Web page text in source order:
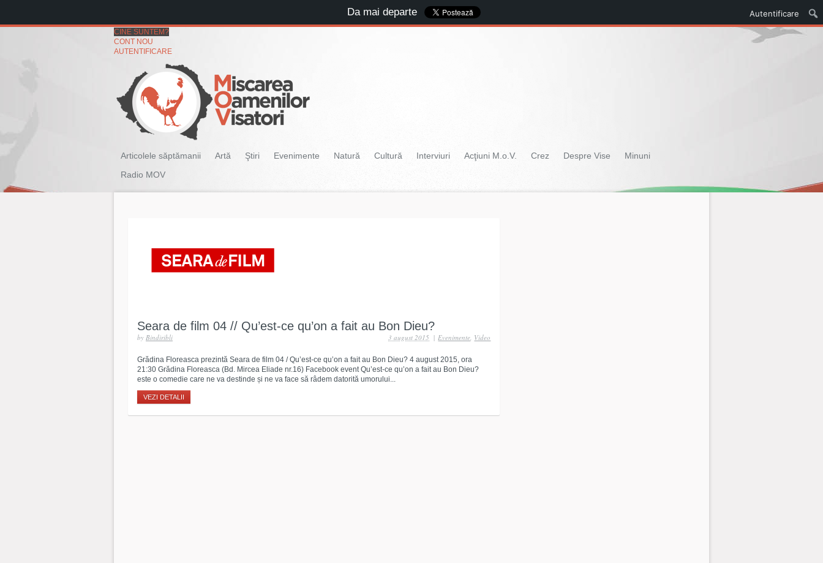
CINE SUNTEM?
CONT NOU
AUTENTIFICARE
Articolele săptămanii Artă Ştiri Evenimente Natură Cultură Interviuri Acţiuni M.o.V. Crez Despre Vise
Minuni
Radio MOV
Seara de film 04 // Qu’est-ce qu’on a fait au Bon Dieu?
by Bindiribli | Evenimente, Video
3 august 2015
Grădina Floreasca prezintă Seara de film 04 / Qu’est-ce qu’on a fait au Bon Dieu? 4 august 2015, ora
21:30 Grădina Floreasca (Bd. Mircea Eliade nr.16) Facebook event Qu’est-ce qu’on a fait au Bon Dieu?
este o comedie care ne va destinde și ne va face să râdem datorită umorului...
VEZI DETALII
Autentificare
Da mai departe